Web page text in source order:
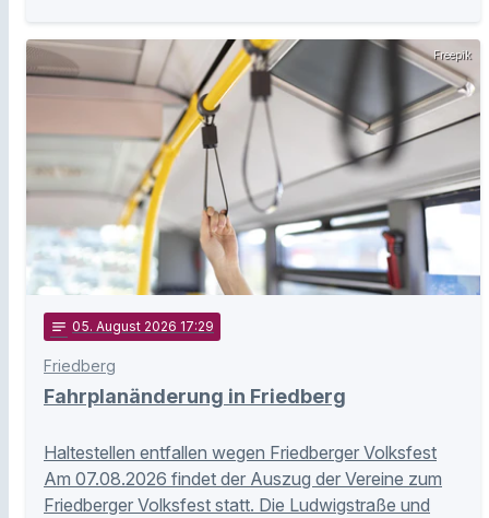
Freepik
notes 05. August 2026 17:29
Friedberg
Fahrplanänderung in Friedberg
Haltestellen entfallen wegen Friedberger Volksfest
Am 07.08.2026 findet der Auszug der Vereine zum
Friedberger Volksfest statt. Die Ludwigstraße und